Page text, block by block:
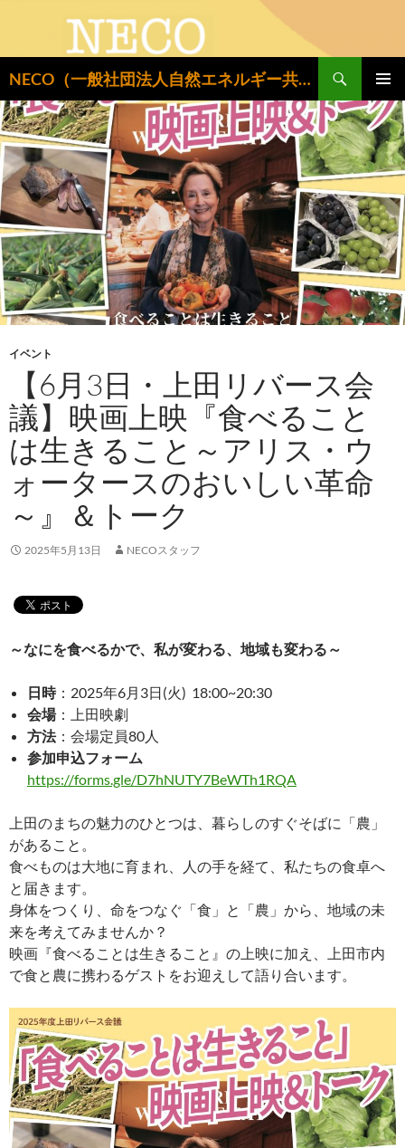
NECO（一般社団法人自然エネルギー共同設置推進機構）
索
メインメ
ニュー
ン
テ
ン
ツ
へ
ス
キ
ッ
プ
イベント
【6月3日・上田リバース会
議】映画上映『食べること
は生きること～アリス・ウ
ォータースのおいしい革命
～』＆トーク
2025年5月13日 NECOスタッフ
～なにを食べるかで、私が変わる、地域も変わる～
日時：2025年6月3日(火) 18:00~20:30
会場：上田映劇
方法：会場定員80人
参加申込フォーム
https://forms.gle/D7hNUTY7BeWTh1RQA
上田のまちの魅力のひとつは、暮らしのすぐそばに「農」
があること。
食べものは大地に育まれ、人の手を経て、私たちの食卓へ
と届きます。
身体をつくり、命をつなぐ「食」と「農」から、地域の未
来を考えてみませんか？
映画『食べることは生きること』の上映に加え、上田市内
で食と農に携わるゲストをお迎えして語り合います。